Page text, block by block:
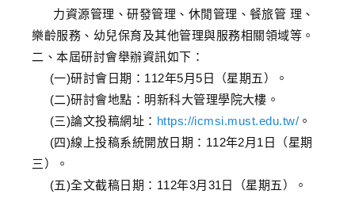
力資源管理、研發管理、休閒管理、餐旅管 理、
樂齡服務、幼兒保育及其他管理與服務相關領域等。
二、本屆研討會舉辦資訊如下：
(一)研討會日期：112年5月5日（星期五）。
(二)研討會地點：明新科大管理學院大樓。
(三)論文投稿網址： https://icmsi.must.edu.tw/ 。
(四)線上投稿系統開放日期：112年2月1日（星期
三）。
(五)全文截稿日期：112年3月31日（星期五）。